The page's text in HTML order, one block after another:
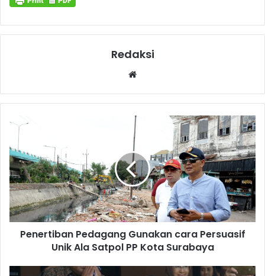
Redaksi
Penertiban Pedagang Gunakan cara Persuasif
Unik Ala Satpol PP Kota Surabaya